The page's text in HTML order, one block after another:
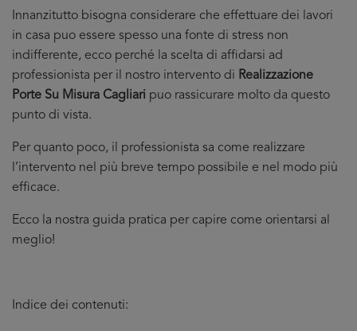
Innanzitutto bisogna considerare che effettuare dei lavori
in casa puo essere spesso una fonte di stress non
indifferente, ecco perché la scelta di affidarsi ad
professionista per il nostro intervento di Realizzazione
Porte Su Misura Cagliari puo rassicurare molto da questo
punto di vista.
Per quanto poco, il professionista sa come realizzare
l’intervento nel più breve tempo possibile e nel modo più
efficace.
Ecco la nostra guida pratica per capire come orientarsi al
meglio!
Indice dei contenuti: